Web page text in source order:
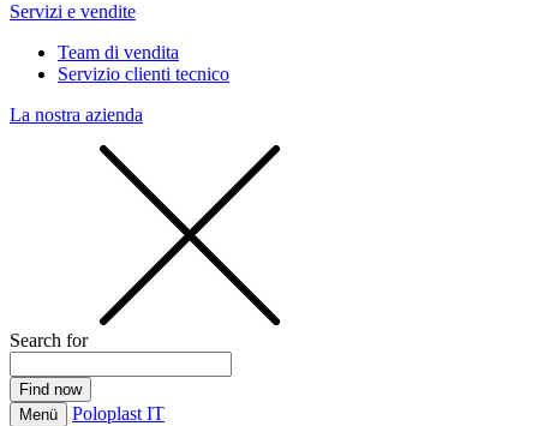
Servizi e vendite
Team di vendita
Servizio clienti tecnico
La nostra azienda
Search for
Menü Poloplast IT